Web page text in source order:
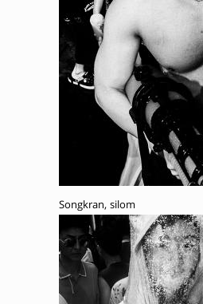
Songkran, silom